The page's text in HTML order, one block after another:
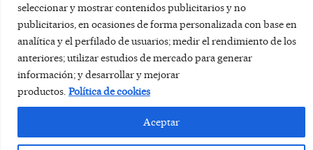
seleccionar y mostrar contenidos publicitarios y no
publicitarios, en ocasiones de forma personalizada con base en
analítica y el perfilado de usuarios; medir el rendimiento de los
anteriores; utilizar estudios de mercado para generar
información; y desarrollar y mejorar
productos. Política de cookies
Aceptar